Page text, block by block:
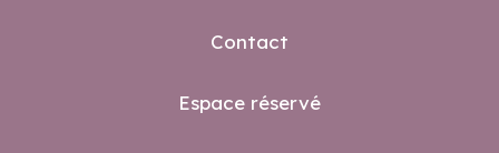
Contact
Espace réservé